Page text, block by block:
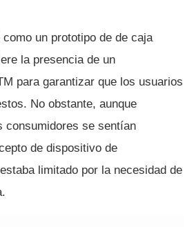
un prototipo de de caja
la presencia de un
para garantizar que los usuarios
No obstante, aunque
consumidores se sentí­an
de dispositivo de
limitado por la necesidad de